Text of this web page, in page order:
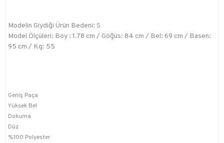
Modelin Giydiği Ürün Bedeni: S
Model Ölçüleri: Boy : 1.78 cm / Göğüs: 84 cm / Bel: 69 cm / Basen:
95 cm / Kg: 55
Geniş Paça
Yüksek Bel
Dokuma
Düz
%100 Polyester